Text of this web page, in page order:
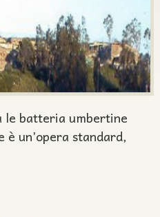
batteria umbertine
è un’opera standard,